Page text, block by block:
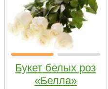
Букет белых роз
«Белла»